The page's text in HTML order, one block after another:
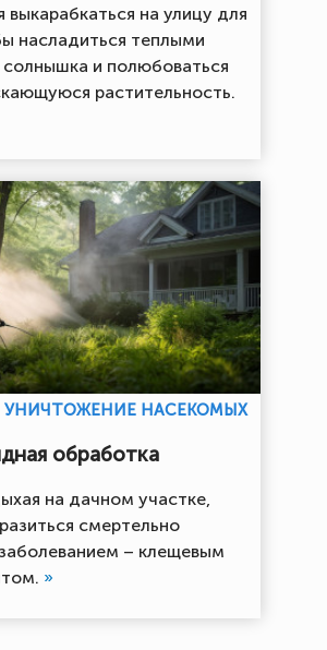
выкарабкаться на улицу для
насладиться теплыми
и полюбоваться
растительность.
УНИЧТОЖЕНИЕ НАСЕКОМЫХ
обработка
на дачном участке,
смертельно
– клещевым
»